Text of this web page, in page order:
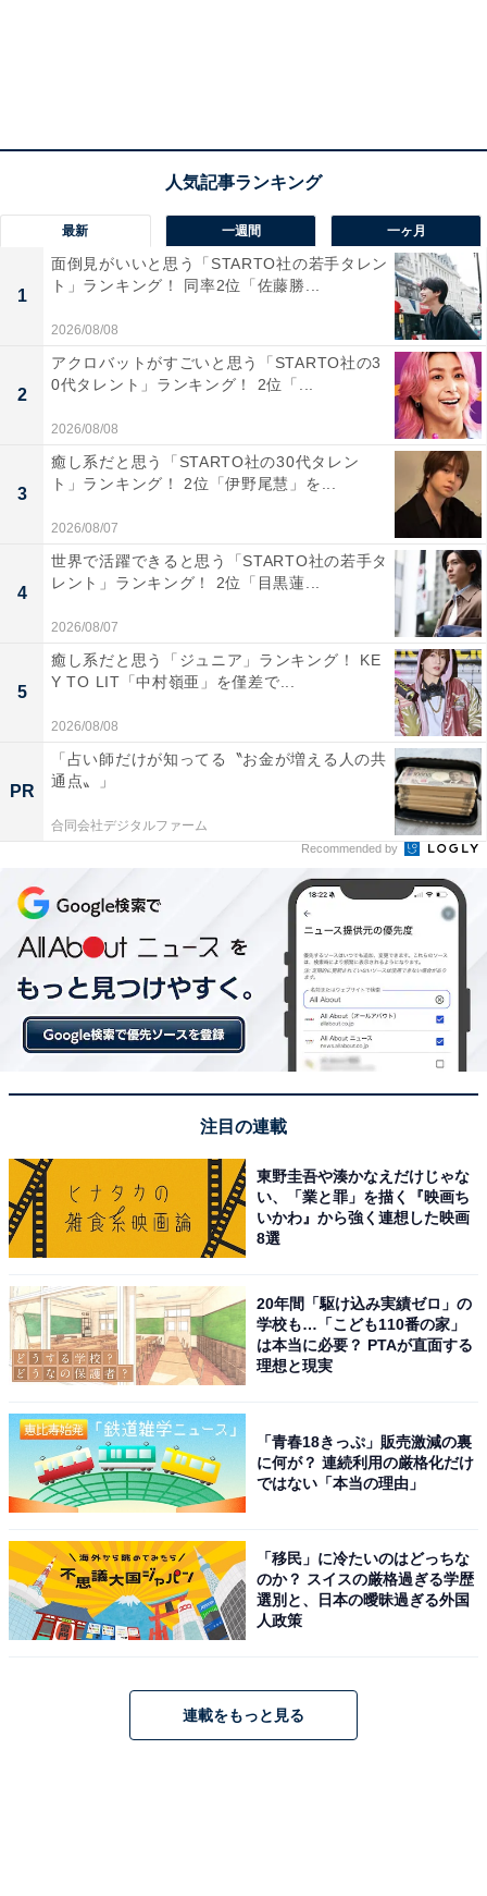
1位は、圧倒的な支持を獲得した俳優の橋本環奈さんで
誰が見ても完璧なかわいらしすぎる容姿はもちろんのこ
と、バラエティ番組などで見せる親しみやすくハツラツ
とした明るいキャラクターも魅力的。Z世代の女性にと
って唯一無二の「かわいい」アイコンとして、堂々の首
位に輝きました。
この記事の執筆者： All About ニュース編集
部
「All About ニュース」は、ネットの話題から世の中の動きまで、暮
らしの中にあふれる「なぜ？」「どうして？」を分かりやすく伝え
るAll About発のニュースメディアです。お金や仕事、恋愛、ITに関
する疑問に対して専門家が分かりやすく回答するほか、エンタメ情
報やSNSで話題のトピックスを紹介しています。
...続きを読む
次ページ
5位までの全ランキング結果を見
こちらもおすすめ
Z世代・α世代が選ぶ「2026上半期トレンド・バ
ズった人」ランキング！ 2位は「都（みや
1 2
最新 一週間 一ヶ月
1
面倒見がいいと思う「STARTO社の若手タレン
ト」ランキング！ 同率2位「佐藤勝...
2026/08/08
2
アクロバットがすごいと思う「STARTO社の3
0代タレント」ランキング！ 2位「...
2026/08/08
3
癒し系だと思う「STARTO社の30代タレン
ト」ランキング！ 2位「伊野尾慧」を...
2026/08/07
4
世界で活躍できると思う「STARTO社の若手タ
レント」ランキング！ 2位「目黒蓮...
2026/08/07
5
癒し系だと思う「ジュニア」ランキング！ KE
Y TO LIT「中村嶺亜」を僅差で...
2026/08/08
PR
「占い師だけが知ってる〝お金が増える人の共
通点〟」
合同会社デジタルファーム
Recommended by
注目の連載
東野圭吾や湊かなえだけじゃな
い、「業と罪」を描く『映画ち
いかわ』から強く連想した映画
8選
20年間「駆け込み実績ゼロ」の
学校も…「こども110番の家」
は本当に必要？ PTAが直面する
理想と現実
「青春18きっぷ」販売激減の裏
に何が？ 連続利用の厳格化だけ
ではない「本当の理由」
「移民」に冷たいのはどっちな
のか？ スイスの厳格過ぎる学歴
選別と、日本の曖昧過ぎる外国
人政策
連載をもっと見る